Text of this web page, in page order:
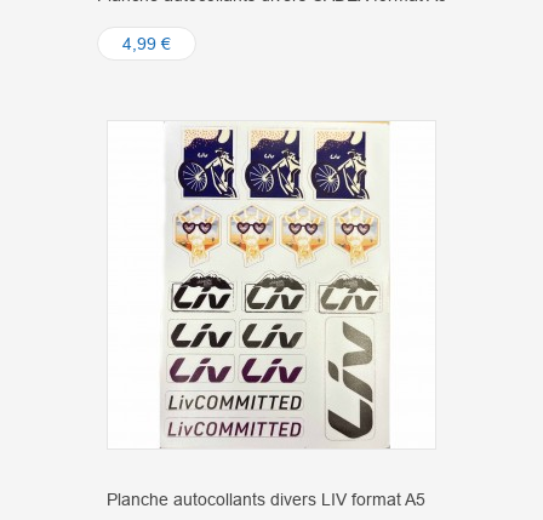
4,99 €
Planche autocollants divers LIV format A5